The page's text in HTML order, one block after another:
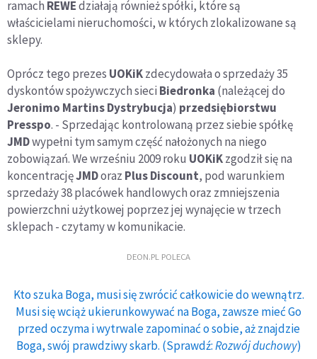
ramach REWEdziałają również spółki, które są
właścicielami nieruchomości, w których zlokalizowane są
sklepy.
Oprócz tego prezes UOKiKzdecydowała o sprzedaży 35
dyskontów spożywczych sieci Biedronka (należącej do
Jeronimo Martins Dystrybucja) przedsiębiorstwu
Presspo. - Sprzedając kontrolowaną przez siebie spółkę
JMDwypełni tym samym część nałożonych na niego
zobowiązań. We wrześniu 2009 roku UOKiKzgodził się na
koncentracjęJMDoraz Plus Discount, pod warunkiem
sprzedaży 38 placówek handlowych oraz zmniejszenia
powierzchni użytkowej poprzez jej wynajęcie w trzech
sklepach - czytamy w komunikacie.
DEON.PL POLECA
Kto szuka Boga, musi się zwrócić całkowicie do wewnątrz.
Musi się wciąż ukierunkowywać na Boga, zawsze mieć Go
przed oczyma i wytrwale zapominać o sobie, aż znajdzie
Boga, swój prawdziwy skarb. (Sprawdź:Rozwój duchowy)